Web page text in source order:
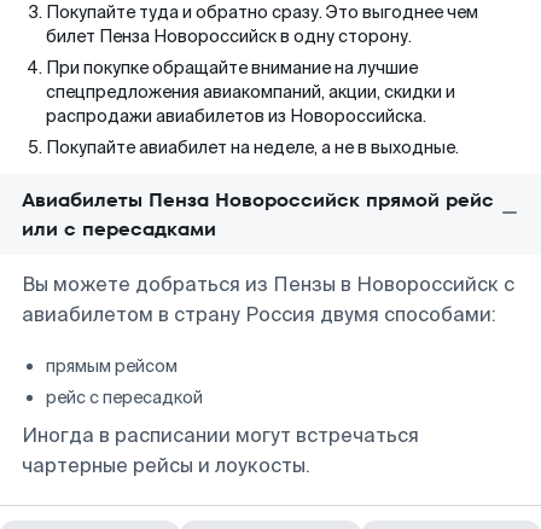
Покупайте туда и обратно сразу. Это выгоднее чем
билет Пенза Новороссийск в одну сторону.
При покупке обращайте внимание на лучшие
спецпредложения авиакомпаний, акции, скидки и
распродажи авиабилетов из Новороссийска.
Покупайте авиабилет на неделе, а не в выходные.
Авиабилеты Пенза Новороссийск прямой рейс
или с пересадками
Вы можете добраться из Пензы в Новороссийск с
авиабилетом в страну Россия двумя способами:
прямым рейсом
рейс с пересадкой
Иногда в расписании могут встречаться
чартерные рейсы и лоукосты.